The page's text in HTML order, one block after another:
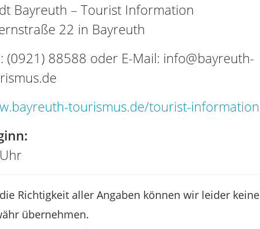
Bayreuth – Tourist Information
22 in Bayreuth
(0921) 88588 oder E-Mail: info@bayreuth-
tourismus.de/tourist-information
Richtigkeit aller Angaben können wir leider keine
übernehmen.